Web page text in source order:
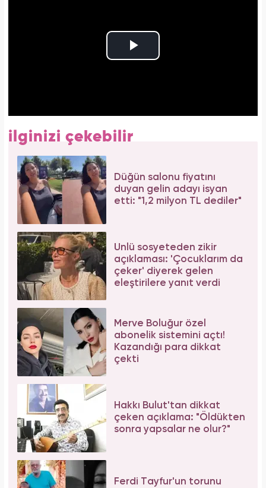
ilginizi çekebilir
Düğün salonu fiyatını
duyan gelin adayı isyan
etti: "1,2 milyon TL dediler"
Ünlü sosyeteden zikir
açıklaması: 'Çocuklarım da
çeker' diyerek gelen
eleştirilere yanıt verdi
Merve Boluğur özel
abonelik sistemini açtı!
Kazandığı para dikkat
çekti
Hakkı Bulut'tan dikkat
çeken açıklama: "Öldükten
sonra yapsalar ne olur?"
Ferdi Tayfur'un torunu